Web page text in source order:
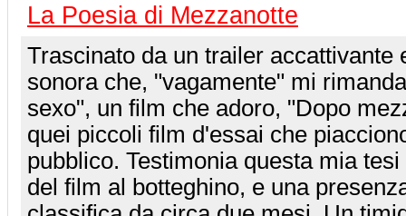
La Poesia di Mezzanotte
Trascinato da un trailer accattivante
sonora che, "vagamente" mi
sexo", un film che adoro, "Dopo
quei piccoli film d'essai che
pubblico. Testimonia questa mia
del film al botteghino, e una